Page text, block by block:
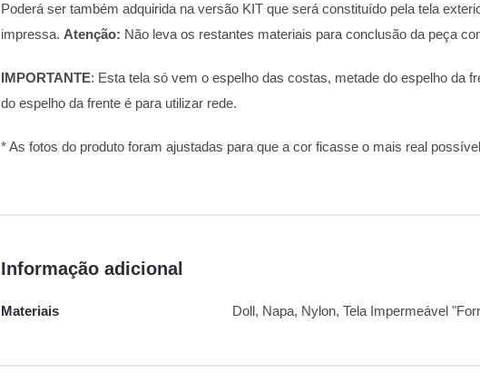
Poderá ser também adquirida na versão KIT que será constituído pela tela
impressa. Atenção: Não leva os restantes materiais para conclusão da peça
IMPORTANTE: Esta tela só vem o espelho das costas, metade do espelho da
do espelho da frente é para utilizar rede.
* As fotos do produto foram ajustadas para que a cor ficasse o mais real
Informação adicional
Materiais Doll, Napa, Nylon, Tela Impermeável